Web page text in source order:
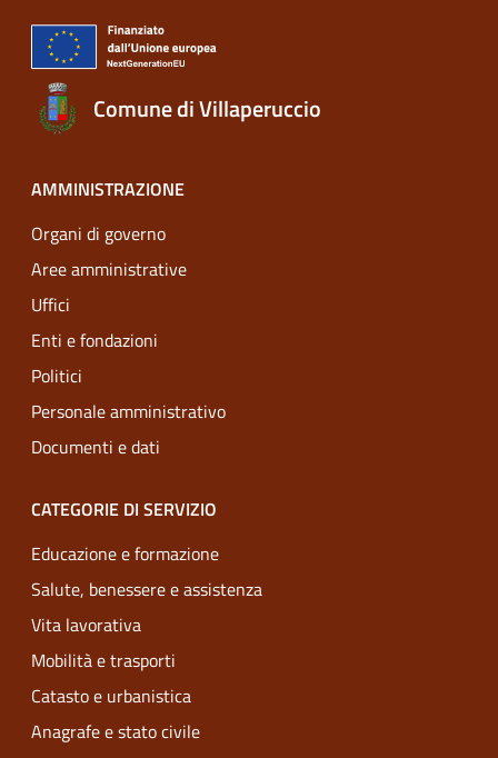
Comune di Villaperuccio
AMMINISTRAZIONE
Organi di governo
Aree amministrative
Uffici
Enti e fondazioni
Politici
Personale amministrativo
Documenti e dati
CATEGORIE DI SERVIZIO
Educazione e formazione
Salute, benessere e assistenza
Vita lavorativa
Mobilità e trasporti
Catasto e urbanistica
Anagrafe e stato civile